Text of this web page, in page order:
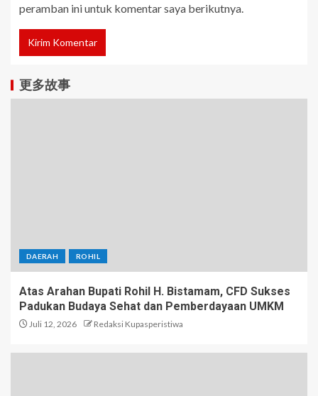
peramban ini untuk komentar saya berikutnya.
更多故事
DAERAH ROHIL
Atas Arahan Bupati Rohil H. Bistamam, CFD Sukses
Padukan Budaya Sehat dan Pemberdayaan UMKM
Juli 12, 2026 Redaksi Kupasperistiwa